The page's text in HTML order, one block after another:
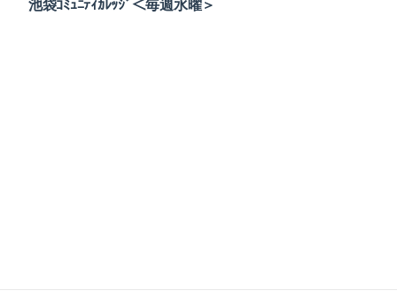
池袋ｺﾐｭﾆﾃｨｶﾚｯｼﾞ＜毎週水曜＞